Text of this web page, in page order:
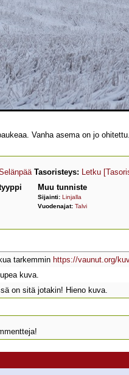
Vanha asema on jo
Tasoristeys: Letku
Muu tunniste
Sijainti: Linjalla
Vuodenajat: Talvi
tarkemmin https://vaunut.org/
kuva.
on sitä jotakin! Hieno kuva.